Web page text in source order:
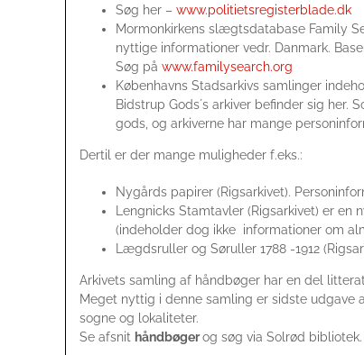
Søg her – www.politietsregisterblade.dk
Mormonkirkens slægtsdatabase Family
nyttige informationer vedr. Danmark.
Søg på www.familysearch.org
Københavns Stadsarkivs samlinger
Bidstrup Gods´s arkiver befinder sig
gods, og arkiverne har mange
Dertil er der mange muligheder f.eks.:
Nygårds papirer (Rigsarkivet).
Lengnicks Stamtavler (Rigsarkivet) er
(indeholder dog ikke informationer om
Lægdsruller og Søruller 1788 -1912
Arkivets samling af håndbøger har en del
Meget nyttig i denne samling er sidste udgave
sogne og lokaliteter.
Se afsnit håndbøgerog søg via Solrød